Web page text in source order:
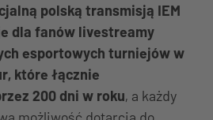
polską transmisją IEM
dla fanów livestreamy
esportowych turniejów w
które łącznie
200 dni w roku, a każdy
możliwość dotarcia do